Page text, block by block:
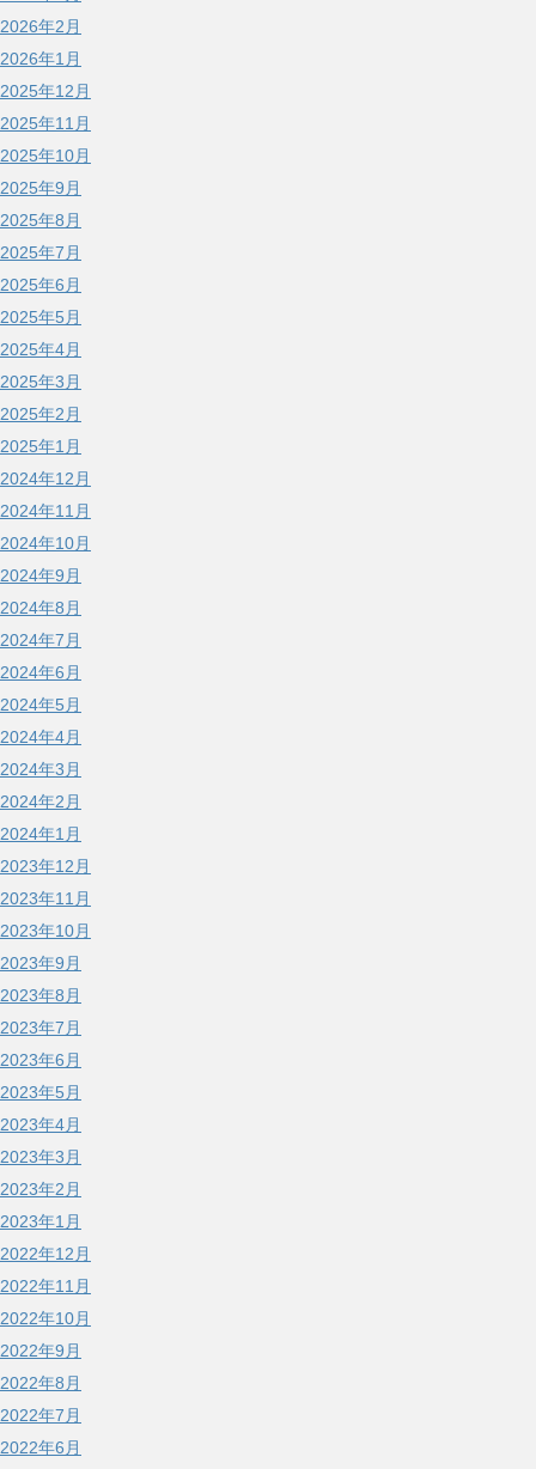
2026年2月
2026年1月
2025年12月
2025年11月
2025年10月
2025年9月
2025年8月
2025年7月
2025年6月
2025年5月
2025年4月
2025年3月
2025年2月
2025年1月
2024年12月
2024年11月
2024年10月
2024年9月
2024年8月
2024年7月
2024年6月
2024年5月
2024年4月
2024年3月
2024年2月
2024年1月
2023年12月
2023年11月
2023年10月
2023年9月
2023年8月
2023年7月
2023年6月
2023年5月
2023年4月
2023年3月
2023年2月
2023年1月
2022年12月
2022年11月
2022年10月
2022年9月
2022年8月
2022年7月
2022年6月